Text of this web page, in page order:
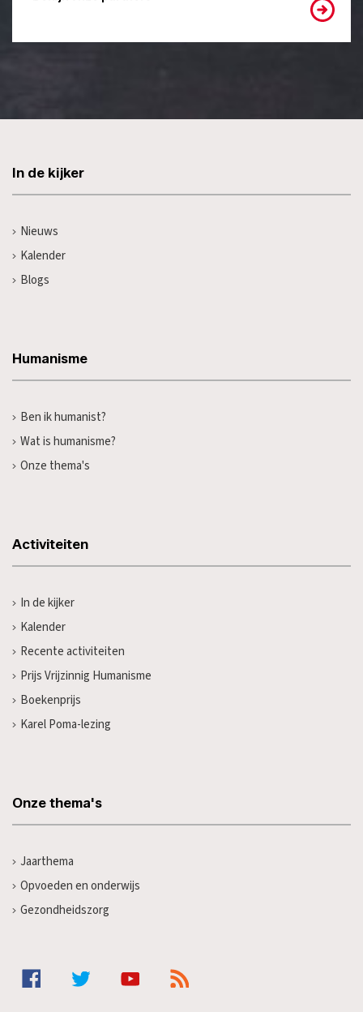
In de kijker
Nieuws
Kalender
Blogs
Humanisme
Ben ik humanist?
Wat is humanisme?
Onze thema's
Activiteiten
In de kijker
Kalender
Recente activiteiten
Prijs Vrijzinnig Humanisme
Boekenprijs
Karel Poma-lezing
Onze thema's
Jaarthema
Opvoeden en onderwijs
Gezondheidszorg